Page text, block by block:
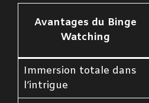
Avantages du Binge
Watching
Immersion totale dans
l’intrigue